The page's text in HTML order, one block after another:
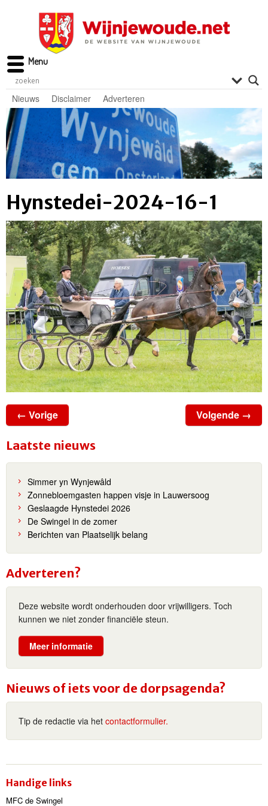
Nieuws Disclaimer Adverteren
Hynstedei-2024-16-1
← Vorige Volgende →
Laatste nieuws
Simmer yn Wynjewâld
Zonnebloemgasten happen visje in Lauwersoog
Geslaagde Hynstedei 2026
De Swingel in de zomer
Berichten van Plaatselijk belang
Adverteren?
Deze website wordt onderhouden door vrijwilligers. Toch
kunnen we niet zonder financiële steun.
Meer informatie
Nieuws of iets voor de dorpsagenda?
Tip de redactie via het contactformulier.
Handige links
MFC de Swingel
Menu